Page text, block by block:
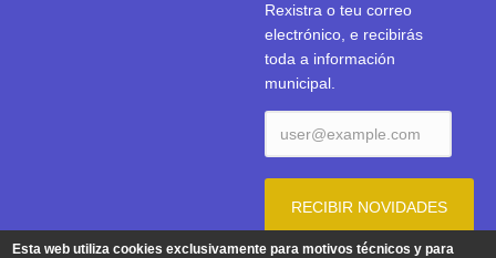
Rexistra o teu correo
electrónico, e recibirás
toda a información
municipal.
Esta web utiliza cookies exclusivamente para motivos técnicos y para